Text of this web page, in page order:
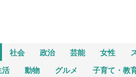
社会 政治 芸能 女性
活 動物 グルメ 子育て・教